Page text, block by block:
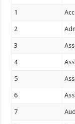
1
2
3
4
5
6
7